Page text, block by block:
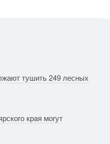
тушить 249 лесных
края могут